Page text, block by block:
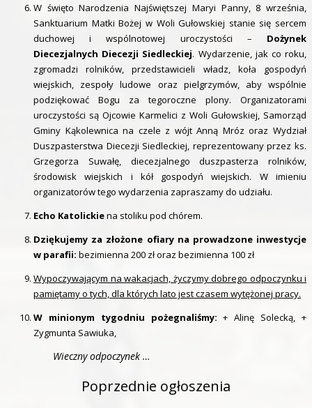
W święto Narodzenia Najświętszej Maryi Panny, 8 września,
Sanktuarium Matki Bożej w Woli Gułowskiej stanie się sercem
duchowej i wspólnotowej uroczystości – Dożynek
Diecezjalnych Diecezji Siedleckiej. Wydarzenie, jak co roku,
zgromadzi rolników, przedstawicieli władz, koła gospodyń
wiejskich, zespoły ludowe oraz pielgrzymów, aby wspólnie
podziękować Bogu za tegoroczne plony. Organizatorami
uroczystości są Ojcowie Karmelici z Woli Gułowskiej, Samorząd
Gminy Kąkolewnica na czele z wójt Anną Mróz oraz Wydział
Duszpasterstwa Diecezji Siedleckiej, reprezentowany przez ks.
Grzegorza Suwałę, diecezjalnego duszpasterza rolników,
środowisk wiejskich i kół gospodyń wiejskich. W imieniu
organizatorów tego wydarzenia zapraszamy do udziału.
Echo Katolickiena stoliku pod chórem.
Dziękujemy za złożone ofiary na prowadzone inwestycje
w parafii: bezimienna 200 zł oraz bezimienna 100 zł
Wypoczywającym na wakacjach, życzymy dobrego odpoczynku i
pamiętamy o tych, dla których lato jest czasem wytężonej pracy.
W minionym tygodniu pożegnaliśmy: + Alinę Solecką, +
Zygmunta Sawiuka,
Wieczny odpoczynek …
Poprzednie ogłoszenia